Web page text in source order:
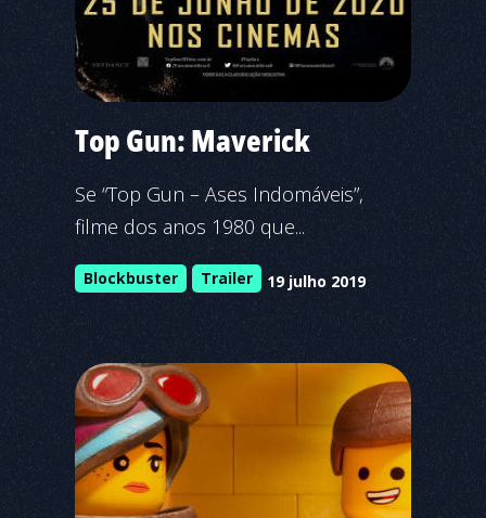
Top Gun: Maverick
Se “Top Gun – Ases Indomáveis”,
filme dos anos 1980 que...
Blockbuster Trailer 19 julho 2019